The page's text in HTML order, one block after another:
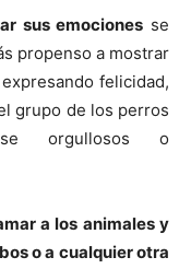
sus emociones se
propenso a mostrar
felicidad,
grupo de los perros
orgullosos o
a los animales y
o a cualquier otra